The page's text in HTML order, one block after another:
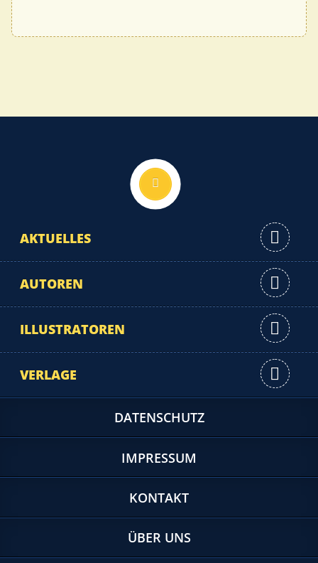
AKTUELLES
AUTOREN
ILLUSTRATOREN
VERLAGE
DATENSCHUTZ
IMPRESSUM
KONTAKT
ÜBER UNS